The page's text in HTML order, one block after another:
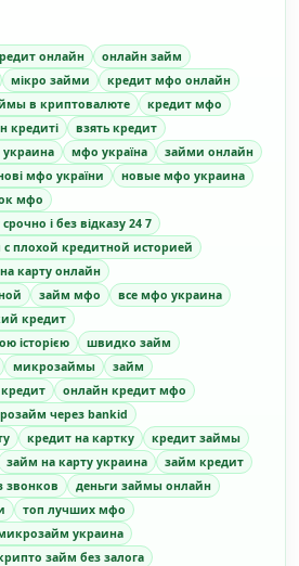
онлайн
онлайн займ
мікро займи
кредит мфо онлайн
в криптовалюте
кредит мфо
кредиті
взять кредит
украина
мфо україна
займи онлайн
мфо україни
новые мфо украина
мфо
і без відказу 24 7
с плохой кредитной историей
карту онлайн
займ мфо
все мфо украина
кредит
історією
швидко займ
микрозаймы
займ
онлайн кредит мфо
через bankid
кредит на картку
кредит займы
займ на карту украина
займ кредит
звонков
деньги займы онлайн
топ лучших мфо
украина
займ без залога